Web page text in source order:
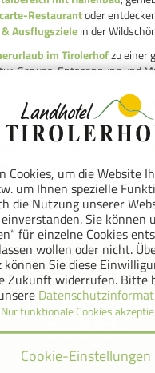
Restaurantoder
Ausflugszielein der
im Tirolerhofzu einer
Genuss, Entspannung und
zu
gelebtem Brauchtum in
finden Sie beim
HIER
BUCHEN
Cookies, um die Website
um Ihnen spezielle
die Nutzung unserer
Sie können
für einzelne Cookies
wollen oder nicht.
können Sie diese
Zukunft widerrufen. Bitte
Nur funktionale Cookies
Cookie-Einstellungen